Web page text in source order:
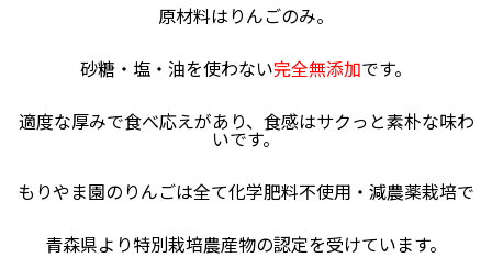
原材料はりんごのみ。
砂糖・塩・油を使わない完全無添加です。
適度な厚みで食べ応えがあり、食感はサクっと素朴な味わ
いです。
もりやま園のりんごは全て化学肥料不使用・減農薬栽培で
青森県より特別栽培農産物の認定を受けています。